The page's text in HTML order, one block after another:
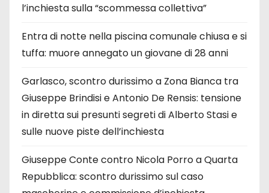
l’inchiesta sulla “scommessa collettiva”
Entra di notte nella piscina comunale chiusa e si
tuffa: muore annegato un giovane di 28 anni
Garlasco, scontro durissimo a Zona Bianca tra
Giuseppe Brindisi e Antonio De Rensis: tensione
in diretta sui presunti segreti di Alberto Stasi e
sulle nuove piste dell’inchiesta
Giuseppe Conte contro Nicola Porro a Quarta
Repubblica: scontro durissimo sul caso